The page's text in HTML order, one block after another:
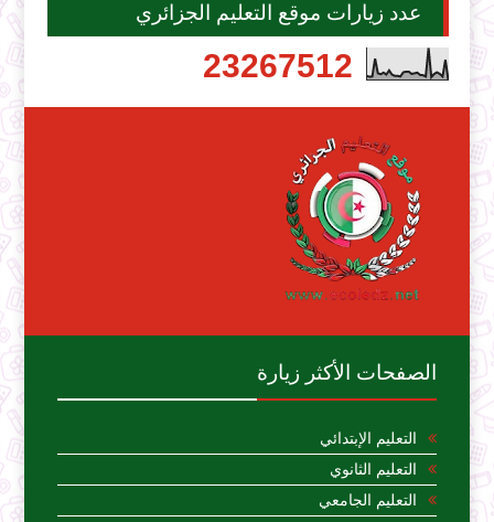
عدد زيارات موقع التعليم الجزائري
23267512
الصفحات الأكثر زيارة
التعليم الإبتدائي
التعليم الثانوي
التعليم الجامعي